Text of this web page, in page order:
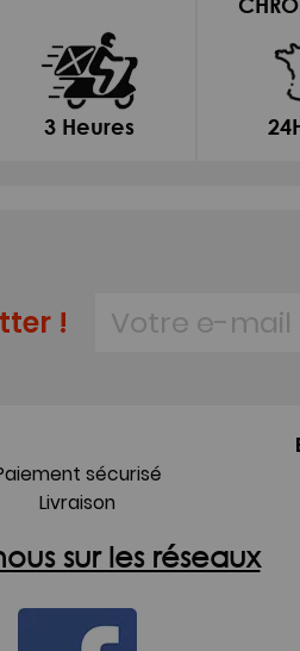
3 Heures
!
sécurisé
Livraison
sur les réseaux